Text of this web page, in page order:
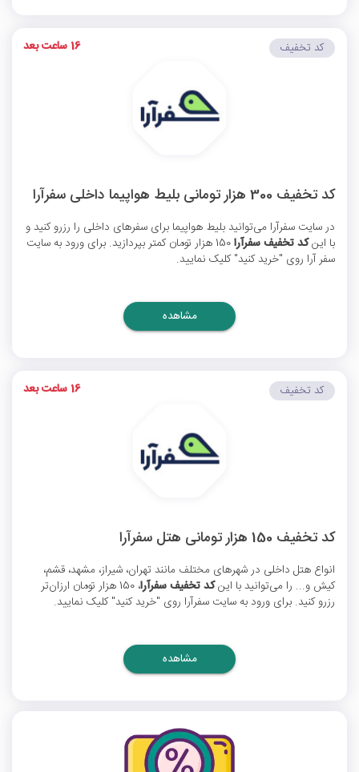
کد تخفیف 300 هزار تومانی بلیط هواپیما داخلی سفرآرا
در سایت سفرآرا می‌توانید بلیط هواپیما برای سفرهای داخلی را رزرو کنید و
با اینکد تخفیف سفرآرا
150 هزار تومان کمتر بپردازید. برای ورود به سایت
سفر آرا روی "خرید کنید" کلیک نمایید.
کد تخفیف 16 ساعت بعد
مشاهده
کد تخفیف 150 هزار تومانی هتل سفرآرا
انواع هتل داخلی در شهرهای مختلف مانند تهران، شیراز، مشهد، قشم،
کیش و... را می‌توانید با اینکد تخفیف سفرآرا
، 150 هزار تومان ارزان‌تر
رزرو کنید. برای ورود به سایت سفرآرا روی "خرید کنید" کلیک نمایید.
کد تخفیف 16 ساعت بعد
مشاهده